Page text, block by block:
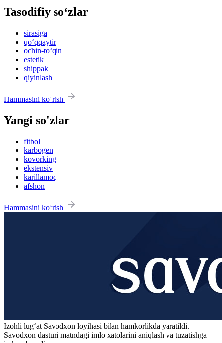
Tasodifiy so‘zlar
sirasiga
qo‘qqaytir
ochin-to‘qin
estetik
shippak
qiyinlash
Hammasini ko‘rish
Yangi so'zlar
fitbol
karbogen
kovorking
ekstensiv
karillamoq
afshon
Hammasini ko‘rish
Izohli lugʻat Savodxon loyihasi bilan hamkorlikda yaratildi.
Savodxon dasturi matndagi imlo xatolarini aniqlash va tuzatishga